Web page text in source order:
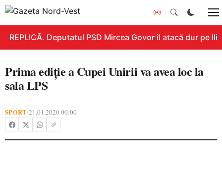
REPLICĂ. Deputatul PSD Mircea Govor îl atacă dur pe
Prima ediţie a Cupei Unirii va avea loc la
sala LPS
SPORT•21.01.2020 00:00